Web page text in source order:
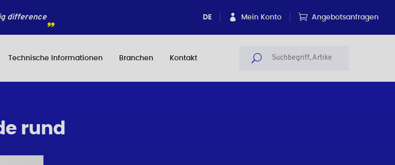
difference DE Mein Konto Angebotsanfragen
Technische Informationen Branchen Kontakt
rund